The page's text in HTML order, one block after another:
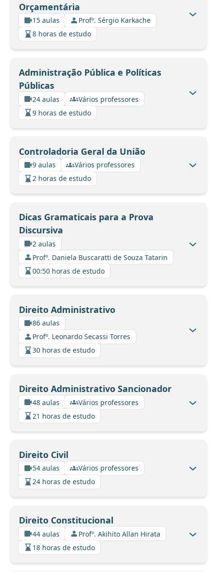
Orçamentária
15 aulas
Profº. Sérgio Karkache
8 horas de estudo
Administração Pública e Políticas
Públicas
24 aulas
Vários professores
9 horas de estudo
Controladoria Geral da União
9 aulas
Vários professores
2 horas de estudo
Dicas Gramaticais para a Prova
Discursiva
2 aulas
Profº. Daniela Buscaratti de Souza Tatarin
00:50 horas de estudo
Direito Administrativo
86 aulas
Profº. Leonardo Secassi Torres
30 horas de estudo
Direito Administrativo Sancionador
48 aulas
Vários professores
21 horas de estudo
Direito Civil
54 aulas
Vários professores
24 horas de estudo
Direito Constitucional
44 aulas
Profº. Akihito Allan Hirata
18 horas de estudo